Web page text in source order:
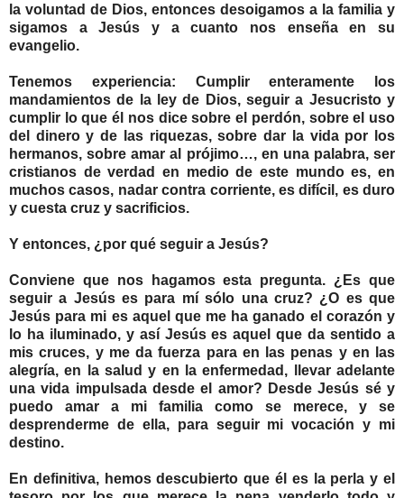
la voluntad de Dios, entonces desoigamos a la familia y
sigamos a Jesús y a cuanto nos enseña en su
evangelio.
Tenemos experiencia: Cumplir enteramente los
mandamientos de la ley de Dios, seguir a Jesucristo y
cumplir lo que él nos dice sobre el perdón, sobre el uso
del dinero y de las riquezas, sobre dar la vida por los
hermanos, sobre amar al prójimo…, en una palabra, ser
cristianos de verdad en medio de este mundo es, en
muchos casos, nadar contra corriente, es difícil, es duro
y cuesta cruz y sacrificios.
Y entonces, ¿por qué seguir a Jesús?
Conviene que nos hagamos esta pregunta. ¿Es que
seguir a Jesús es para mí sólo una cruz? ¿O es que
Jesús para mi es aquel que me ha ganado el corazón y
lo ha iluminado, y así Jesús es aquel que da sentido a
mis cruces, y me da fuerza para en las penas y en las
alegría, en la salud y en la enfermedad, llevar adelante
una vida impulsada desde el amor? Desde Jesús sé y
puedo amar a mi familia como se merece, y se
desprenderme de ella, para seguir mi vocación y mi
destino.
En definitiva, hemos descubierto que él es la perla y el